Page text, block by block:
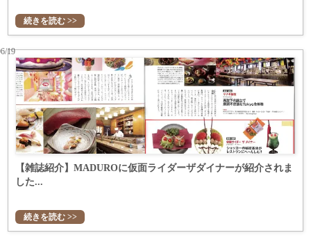
続きを読む >>
【雑誌紹介】MADUROに仮面ライダーザダイナーが紹介されま
した...
19
続きを読む >>